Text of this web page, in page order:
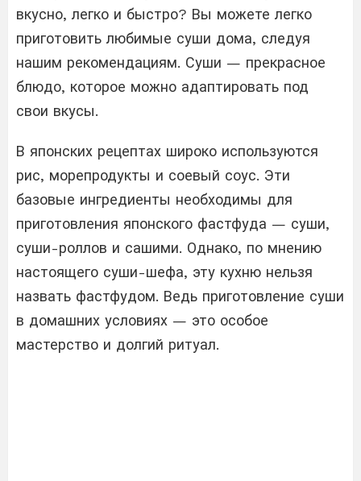
вкусно, легко и быстро? Вы можете легко
приготовить любимые суши дома, следуя
нашим рекомендациям. Суши — прекрасное
блюдо, которое можно адаптировать под
свои вкусы.
В японских рецептах широко используются
рис, морепродукты и соевый соус. Эти
базовые ингредиенты необходимы для
приготовления японского фастфуда — суши,
суши-роллов и сашими. Однако, по мнению
настоящего суши-шефа, эту кухню нельзя
назвать фастфудом. Ведь приготовление суши
в домашних условиях — это особое
мастерство и долгий ритуал.